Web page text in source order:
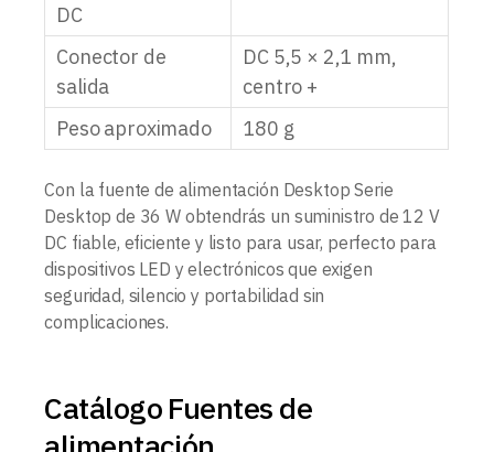
DC
Conector de
salida
DC 5,5 × 2,1 mm,
centro +
Peso aproximado
180 g
Con la fuente de alimentación Desktop Serie
Desktop de 36 W obtendrás un suministro de 12 V
DC fiable, eficiente y listo para usar, perfecto para
dispositivos LED y electrónicos que exigen
seguridad, silencio y portabilidad sin
complicaciones.
Catálogo Fuentes de